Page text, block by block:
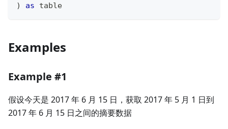
)
as table
Examples
Example #1
假设今天是 2017 年 6 月 15 日，获取 2017 年 5 月 1 日到
2017 年 6 月 15 日之间的摘要数据